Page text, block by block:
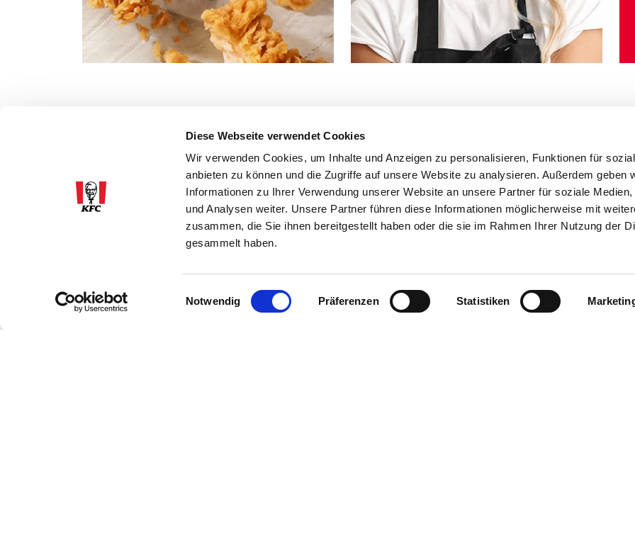
Diese Webseite verwendet Cookies
Wir verwenden Cookies, um Inhalte und Anzeigen zu personalisieren, Funktionen für
anbieten zu können und die Zugriffe auf unsere Website zu analysieren. Außerdem geben
Informationen zu Ihrer Verwendung unserer Website an unsere Partner für soziale Medien,
und Analysen weiter. Unsere Partner führen diese Informationen möglicherweise mit
zusammen, die Sie ihnen bereitgestellt haben oder die sie im Rahmen Ihrer Nutzung der
gesammelt haben.
Einwilligungsauswahl
Notwendig Präferenzen Statistiken